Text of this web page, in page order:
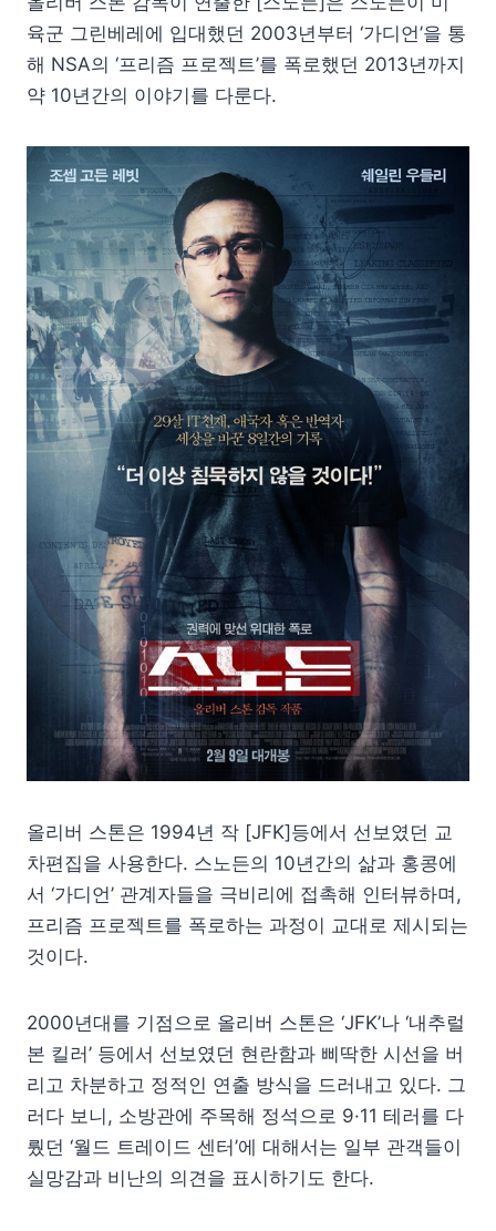
육군 그린베레에 입대했던 2003년부터 ‘가디언’을 통
해 NSA의 ‘프리즘 프로젝트’를 폭로했던 2013년까지
약 10년간의 이야기를 다룬다.
올리버 스톤은 1994년 작 [JFK]등에서 선보였던 교
차편집을 사용한다. 스노든의 10년간의 삶과 홍콩에
서 ‘가디언’ 관계자들을 극비리에 접촉해 인터뷰하며,
프리즘 프로젝트를 폭로하는 과정이 교대로 제시되는
것이다.
2000년대를 기점으로 올리버 스톤은 ‘JFK’나 ‘내추럴
본 킬러’ 등에서 선보였던 현란함과 삐딱한 시선을 버
리고 차분하고 정적인 연출 방식을 드러내고 있다. 그
러다 보니, 소방관에 주목해 정석으로 9·11 테러를 다
뤘던 ‘월드 트레이드 센터’에 대해서는 일부 관객들이
실망감과 비난의 의견을 표시하기도 한다.